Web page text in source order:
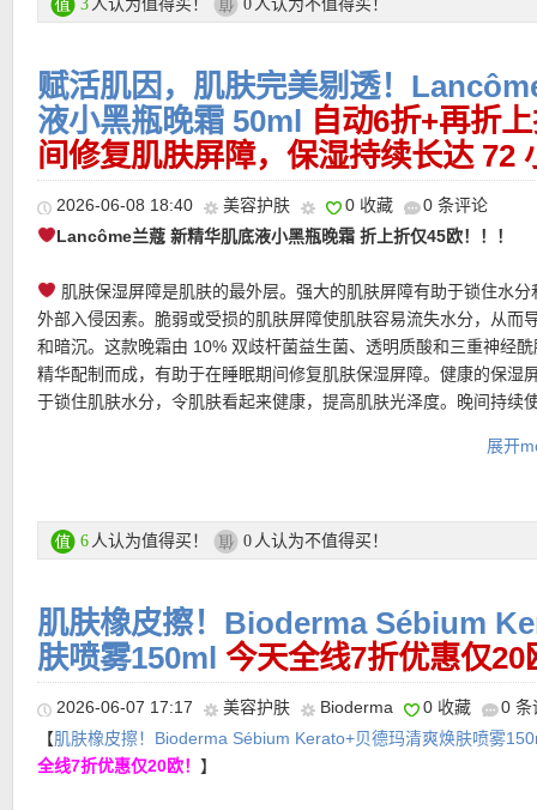
★ 【 Lookfantastic网站中文图文购物教程点击此处
★ 可用折上折优惠码：ESTUDIANTESESP亲测有效！
3 0
赋活肌因，肌肤完美剔透！
液小黑瓶晚霜 50ml 自动6折+再折
间修复肌肤屏障，保湿持续长达 72
2026-06-08 18:40 美容护肤 0 收藏
0 条评论
Lancôme兰蔻 新精华肌底液小黑瓶晚霜 折上折仅45欧！！！
肌肤保湿屏障是肌肤的最外层。强大的肌肤屏障有助于锁住水分
外部入侵因素。脆弱或受损的肌肤屏障使肌肤容易流失水分，从而
和暗沉。这款晚霜由 10% 双歧杆菌益生菌、透明质酸和三重神经
精华配制而成，有助于在睡眠期间修复肌肤保湿屏障。健康的保湿
于锁住肌肤水分，令肌肤看起来健康，提高肌肤光泽度。晚间持续
更多 Lancôme兰蔻折上折活动链接在此
★ 可用折上折优惠码： ESTUDIANTESESP亲测有效！
展开
6 人认为值得买！ 0 人认为不值得买！
肌肤橡皮擦！Bioderma Sébium
肤喷雾150ml 今天全线7折优惠仅20
2026-06-07 17:17 美容护肤 Bioderma 0 收藏
0 条
【肌肤橡皮擦！Bioderma Sébium Kerato+贝德玛清爽焕肤喷雾
全线7折优惠仅20欧！ 】